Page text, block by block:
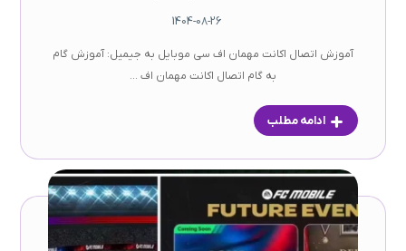
1404-08-26
آموزش اتصال اکانت مهمان اف سی موبایل به جیمیل: آموزش گام
به گام اتصال اکانت مهمان اف ...
ادامه مطلب